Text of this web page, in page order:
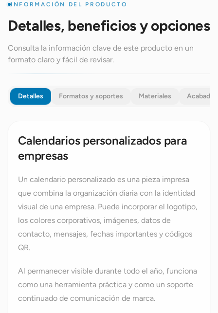
INFORMACIÓN DEL PRODUCTO
Detalles, beneficios y opciones
Consulta la información clave de este producto en un
formato claro y fácil de revisar.
Detalles Formatos y soportes Materiales Acabados
Calendarios personalizados para
empresas
Un calendario personalizado es una pieza impresa
que combina la organización diaria con la identidad
visual de una empresa. Puede incorporar el logotipo,
los colores corporativos, imágenes, datos de
contacto, mensajes, fechas importantes y códigos
QR.
Al permanecer visible durante todo el año, funciona
como una herramienta práctica y como un soporte
continuado de comunicación de marca.